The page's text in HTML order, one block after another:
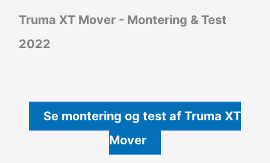
Truma XT Mover - Montering & Test
2022
Se montering og test af Truma XT
Mover